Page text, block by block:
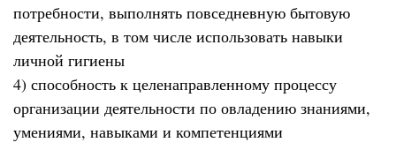
потребности, выполнять повседневную бытовую
деятельность, в том числе использовать навыки
личной гигиены
4) способность к целенаправленному процессу
организации деятельности по овладению знаниями,
умениями, навыками и компетенциями